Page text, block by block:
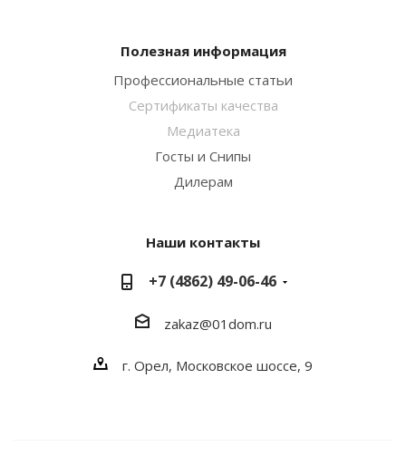
Полезная информация
Профессиональные статьи
Сертификаты качества
Медиатека
Госты и Снипы
Дилерам
Наши контакты
+7 (4862) 49-06-46
zakaz@01dom.ru
г. Орел, Московское шоссе, 9